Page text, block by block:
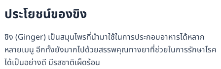
ประโยชน์ของขิง
ขิง (Ginger) เป็นสมุนไพรที่นำมาใช้ในการประกอบอาหารได้หลาก
หลายเมนู อีกทั้งยังมากไปด้วยสรรพคุณทางยาที่ช่วยในการรักษาโรค
ได้เป็นอย่างดี มีรสชาติเผ็ดร้อน